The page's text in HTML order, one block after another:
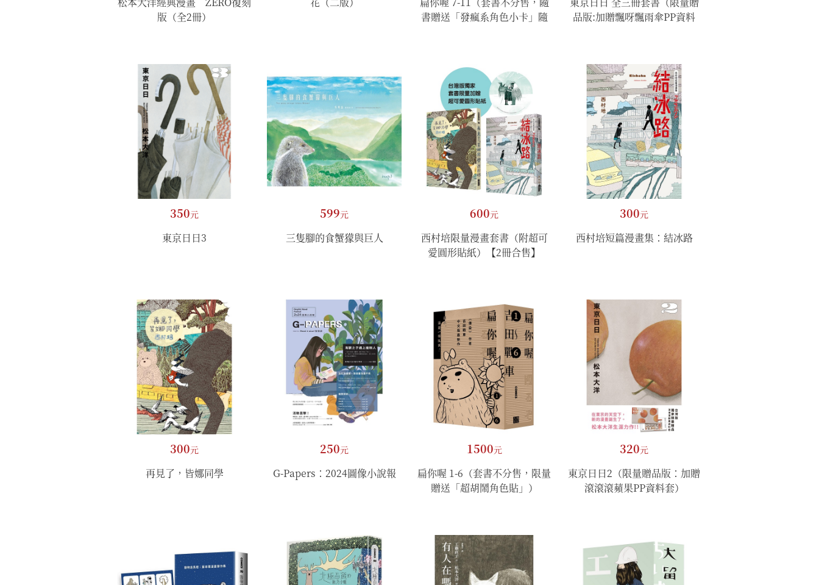
版（全2冊）
書贈送「發瘋系角色小卡」隨
品版:加贈飄呀飄雨傘PP資料
350元
東京日日3
599元
三隻腳的食蟹獴與巨人
600元
西村培限量漫畫套書（附超可
愛圓形貼紙）【2冊合售】
300元
西村培短篇漫畫集：結冰路
300元
再見了，皆娜同學
250元
G-Papers：2024圖像小說報
1500元
扁你喔 1-6（套書不分售，限量
贈送「超胡鬧角色貼」）
320元
東京日日2（限量贈品版：加贈
滾滾滾蘋果PP資料套）